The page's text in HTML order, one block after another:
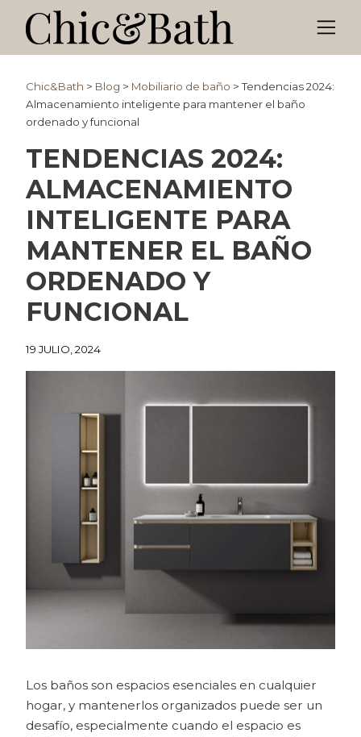
Chic&Bath > Blog > Mobiliario de baño >Tendencias 2024:
Almacenamiento inteligente para mantener el baño
ordenado y funcional
TENDENCIAS 2024:
ALMACENAMIENTO
INTELIGENTE PARA
MANTENER EL BAÑO
ORDENADO Y
FUNCIONAL
19 JULIO, 2024
Los baños son espacios esenciales en cualquier
hogar, y mantenerlos organizados puede ser un
desafío, especialmente cuando el espacio es